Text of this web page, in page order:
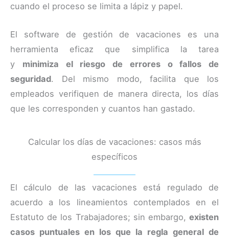
cuando el proceso se limita a lápiz y papel.
El software de gestión de vacaciones es una
herramienta eficaz que simplifica la tarea
y minimiza el riesgo de errores o fallos de
seguridad. Del mismo modo, facilita que los
empleados verifiquen de manera directa, los días
que les corresponden y cuantos han gastado.
Calcular los días de vacaciones: casos más
específicos
El cálculo de las vacaciones está regulado de
acuerdo a los lineamientos contemplados en el
Estatuto de los Trabajadores; sin embargo, existen
casos puntuales en los que la regla general de